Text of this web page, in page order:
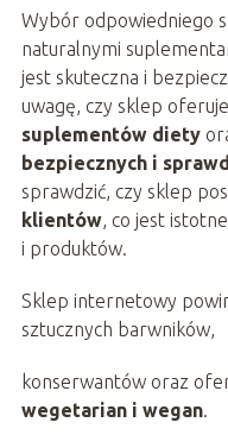
Wybór odpowiedniego
naturalnymi
jest skuteczna i
uwagę, czy sklep oferuje
suplementów diety
bezpiecznych i
sprawdzić, czy sklep
klientów, co jest
i produktów.
Sklep internetowy
sztucznych barwników,
konserwantów oraz
wegetarian i wegan.